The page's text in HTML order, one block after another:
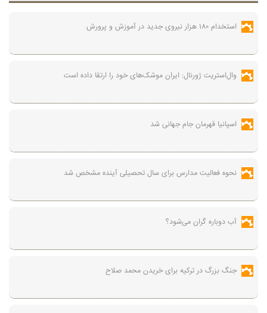
استخدام ۱۸۰ هزار نیروی جدید در آموزش‌ و پرورش
وال‌استریت ژورنال: ایران موشک‌های خود را ارتقا داده است
اسپانیا قهرمان جام جهانی شد
نحوه فعالیت مدارس برای سال تحصیلی آینده مشخص شد
آب دوباره گران می‌شود؟
جنگ بزرگ در ترکیه برای خریدن محمد صلاح